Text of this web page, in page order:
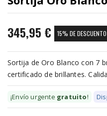
345,95 € 15% DE DESCUENTO
Sortija de Oro Blanco con 7
certificado de brillantes.
¡Envío urgente gratuito!